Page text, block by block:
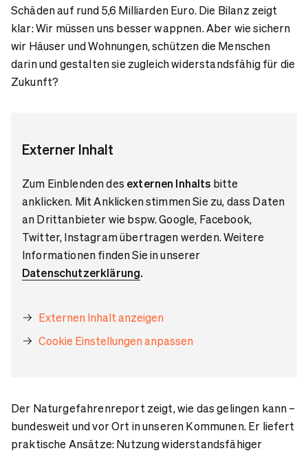
Schäden auf rund 5,6 Milliarden Euro. Die Bilanz zeigt
klar: Wir müssen uns besser wappnen. Aber wie sichern
wir Häuser und Wohnungen, schützen die Menschen
darin und gestalten sie zugleich widerstandsfähig für die
Zukunft?
Externer Inhalt
Zum Einblenden des externen Inhalts bitte
anklicken. Mit Anklicken stimmen Sie zu, dass Daten
an Drittanbieter wie bspw. Google, Facebook,
Twitter, Instagram übertragen werden. Weitere
Informationen finden Sie in unserer
Datenschutzerklärung.
Externen Inhalt anzeigen
Cookie Einstellungen anpassen
Der Naturgefahrenreport zeigt, wie das gelingen kann –
bundesweit und vor Ort in unseren Kommunen. Er liefert
praktische Ansätze: Nutzung widerstandsfähiger